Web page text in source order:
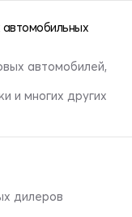
автомобилей,
и многих других
дилеров